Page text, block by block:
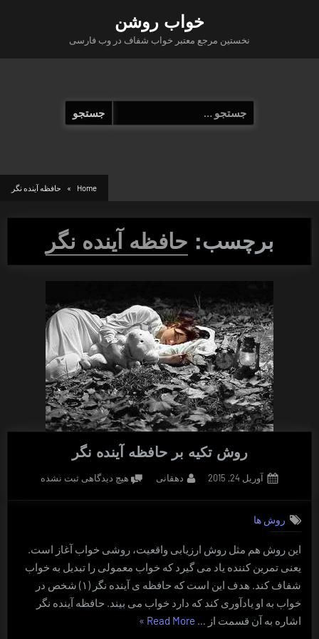
خواب روشن
نخستین مرجع معتبر خواب شفاف در وب فارسی
جستجو
برای:
Home حافظه آینده نگر
برچسب: حافظه آینده نگر
روش تکیه بر حافظه آینده نگر
Posted
آوریل 24, 2015 By
دهقانی هیچ دیدگاهی برای
آینده
نگر
ثبت نشده
روش ها
این روش هم مثل روش ارزیابی واقعیت، روشی خواب آغاز است.
یعنی تمرین کننده یاد می گیرد که خواب معمولی را تبدیل به خواب
شفاف کند. هدف این است که حافظه ی آینده نگر (۱) شخص در
خواب به او یادآوری کند که دارد خواب می بیند. حافظه آینده نگر
اشاره به آن قسمت از … Read More “روش
»